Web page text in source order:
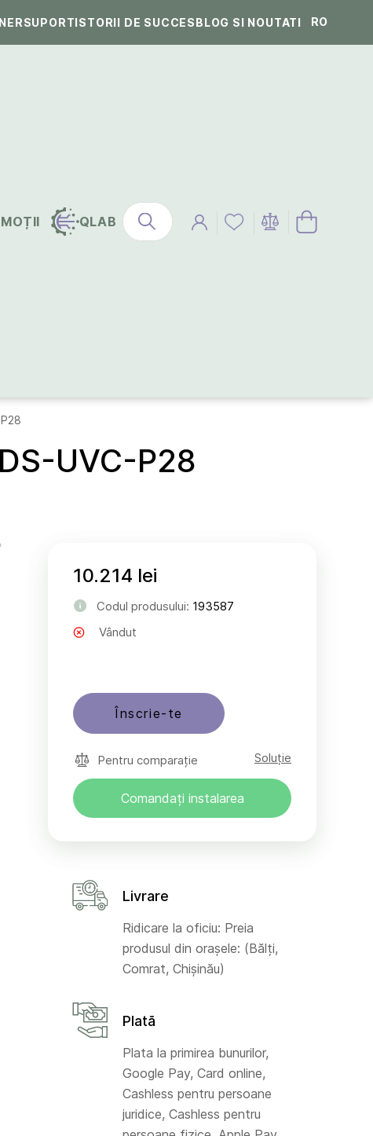
SUPORTISTORII DE SUCCESBLOG SI NOUTATI RO
QLAB
UVC-P28
10.214 lei
Codul produsului: 193587
Vândut
Înscrie-te
Pentru comparație Soluție
Comandați instalarea
Livrare
Ridicare la oficiu: Preia
produsul din orașele: (Bălți,
Comrat, Chișinău)
Plată
Plata la primirea bunurilor,
Google Pay, Card online,
Cashless pentru persoane
juridice, Cashless pentru